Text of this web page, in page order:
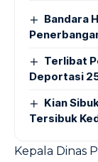
Bandara
Terlibat
Deportasi
Kian
Tersibuk
Kepala Dinas